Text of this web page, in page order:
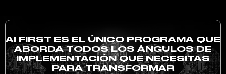
AI FIRST ES EL ÚNICO PROGRAMA QUE
ABORDA TODOS LOS ÁNGULOS DE
IMPLEMENTACIÓN QUE NECESITAS
PARA TRANSFORMAR